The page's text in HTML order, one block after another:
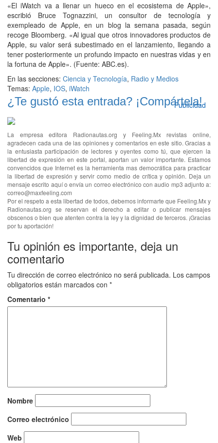
«El iWatch va a llenar un hueco en el ecosistema de Apple»,
escribió Bruce Tognazzini, un consultor de tecnología y
exempleado de Apple, en un blog la semana pasada, según
recoge Bloomberg. «Al igual que otros innovadores productos de
Apple, su valor será subestimado en el lanzamiento, llegando a
tener posteriormente un profundo impacto en nuestras vidas y en
la fortuna de Apple». (Fuente: ABC.es).
En las secciones: Ciencia y Tecnología, Radio y Medios
Temas: Apple, IOS, iWatch
¿Te gustó esta entrada? ¡Compártela!
Publicidad
La empresa editora Radionautas.org y Feeling.Mx revistas online,
agradecen cada una de las opiniones y comentarios en este sitio. Gracias a
la entusiasta participación de lectores y oyentes como tú, que ejercen la
libertad de expresión en este portal, aportan un valor importante. Estamos
convencidos que Internet es la herramienta mas democrática para practicar
la libertad de expresión y servir como medio de crítica y opinión. Deja un
mensaje escrito aquí o envía un correo electrónico con audio mp3 adjunto a:
correo@maxfeeling.com
Por el respeto a esta libertad de todos, debemos informarte que Feeling.Mx y
Radionautas.org se reservan el derecho a editar o publicar mensajes
obscenos o bien que atenten contra la ley y la dignidad de terceros. ¡Gracias
por tu aportación!
Tu opinión es importante, deja un
comentario
Tu dirección de correo electrónico no será publicada. Los campos
obligatorios están marcados con *
Comentario *
Nombre
Correo electrónico
Web